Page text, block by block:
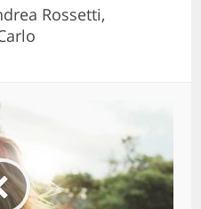
Rossetti,